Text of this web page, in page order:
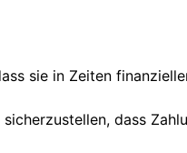
sie in Zeiten
dass